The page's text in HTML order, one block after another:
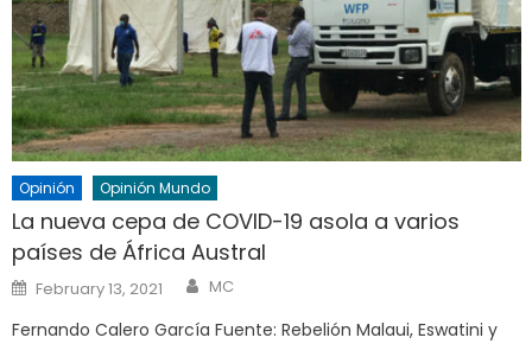
Opinión Opinión Mundo
La nueva cepa de COVID-19 asola a varios
países de África Austral
Posted
on
February 13, 2021 Author
MC
Fernando Calero García Fuente: Rebelión Malaui, Eswatini y